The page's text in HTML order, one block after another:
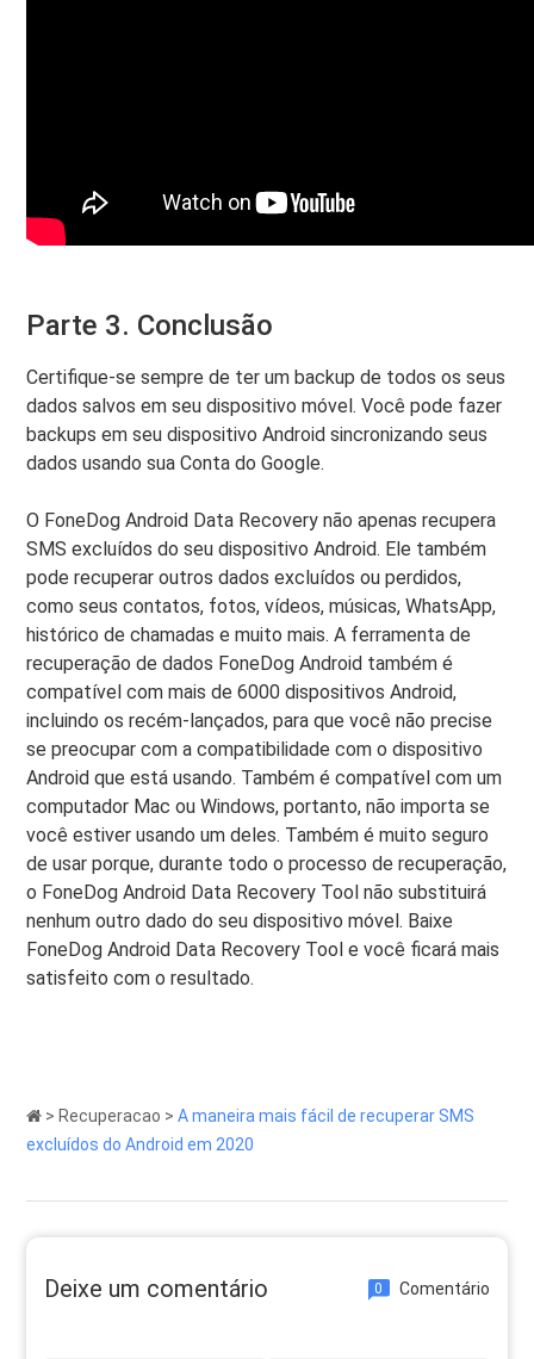
Parte 3. Conclusão
Certifique-se sempre de ter um backup de todos os seus
dados salvos em seu dispositivo móvel. Você pode fazer
backups em seu dispositivo Android sincronizando seus
dados usando sua Conta do Google.
O FoneDog Android Data Recovery não apenas recupera
SMS excluídos do seu dispositivo Android. Ele também
pode recuperar outros dados excluídos ou perdidos,
como seus contatos, fotos, vídeos, músicas, WhatsApp,
histórico de chamadas e muito mais. A ferramenta de
recuperação de dados FoneDog Android também é
compatível com mais de 6000 dispositivos Android,
incluindo os recém-lançados, para que você não precise
se preocupar com a compatibilidade com o dispositivo
Android que está usando. Também é compatível com um
computador Mac ou Windows, portanto, não importa se
você estiver usando um deles. Também é muito seguro
de usar porque, durante todo o processo de recuperação,
o FoneDog Android Data Recovery Tool não substituirá
nenhum outro dado do seu dispositivo móvel. Baixe
FoneDog Android Data Recovery Tool e você ficará mais
satisfeito com o resultado.
> Recuperacao >A maneira mais fácil de recuperar SMS
excluídos do Android em 2020
Deixe um comentário 0 Comentário